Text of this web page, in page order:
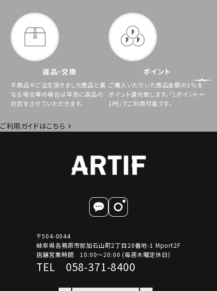
返品・交換
不良品やご注文頂きました商品と異
なる場合等の場合は早急に返品の
対応をさせていただきます。
ポイント
ご購入いただいた商品金額の1％を
ポイント還元致します。「1ポイント＝
1円」でご利用可能です。
ご利用ガイドはこちら
〒504-0044
岐阜県各務原市那加石山町2丁目20番地-1 Mport2F
店舗営業時間 10:00～20:00 (毎週木曜定休日)
TEL 058-371-8400